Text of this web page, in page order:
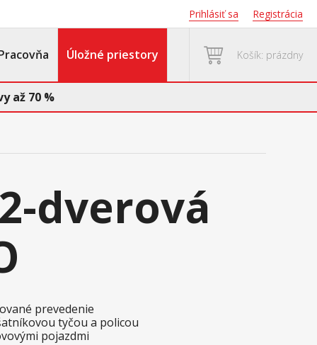
Prihlásiť sa Registrácia
Úložné priestory Košík: prázdny
až 70 %
dverová
prevedenie
tyčou a policou
pojazdmi